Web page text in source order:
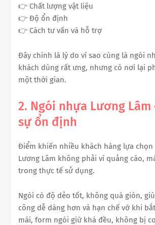
👉 Chất lượng vật liệu
👉 Độ ổn định
👉 Cách tư vấn và hỗ trợ
Đây chính là lý do vì sao cùng là ngói
khách dùng rất ưng, nhưng có nơi lại
một thời gian.
2. Ngói nhựa Lương
sự ổn định
Điểm khiến nhiều khách hàng lựa
Lương Lâm không phải vì quảng cáo,
trong thực tế sử dụng.
Ngói có độ dẻo tốt, không quá giòn,
công dễ dàng hơn và hạn chế vỡ khi
mái, form ngói giữ khá đều, không bị